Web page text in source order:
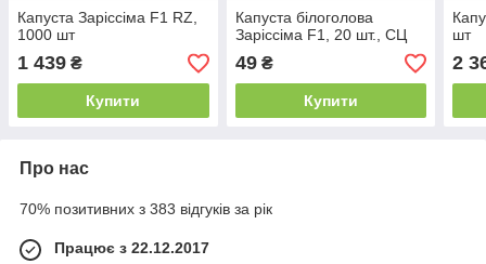
Капуста Заріссіма F1 RZ,
1000 шт
1 439 ₴
Купити
Капуста білоголова
Заріссіма F1, 20 шт., СЦ
49₴
Купити
шт
2
Про нас
70% позитивних з 383 відгуків за рік
Працює з 22.12.2017